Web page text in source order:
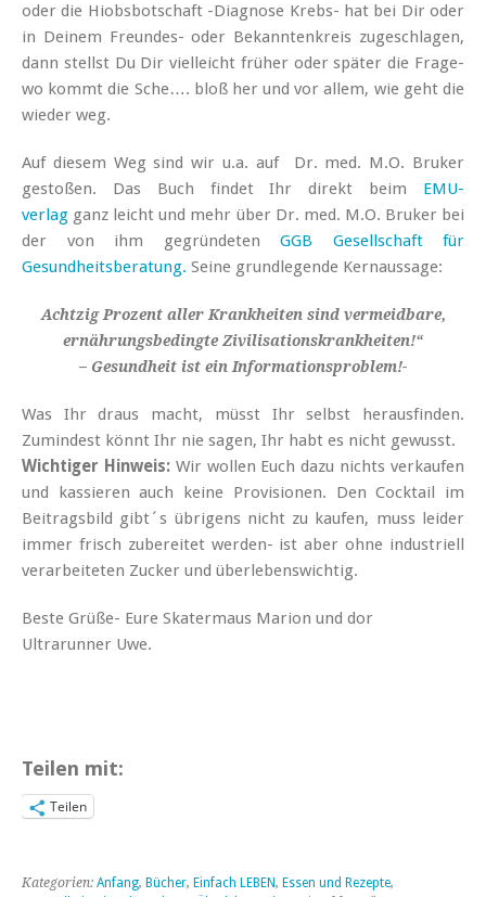
oder die Hiobsbotschaft -Diagnose Krebs- hat bei Dir oder
in Deinem Freundes- oder Bekanntenkreis zugeschlagen,
dann stellst Du Dir vielleicht früher oder später die Frage-
wo kommt die Sche…. bloß her und vor allem, wie geht die
wieder weg.
Auf diesem Weg sind wir u.a. auf Dr. med. M.O. Bruker
gestoßen. Das Buch findet Ihr direkt beim EMU-
verlag ganz leicht und mehr über Dr. med. M.O. Bruker bei
der von ihm gegründeten GGB Gesellschaft für
Gesundheitsberatung. Seine grundlegende Kernaussage:
Achtzig Prozent aller Krankheiten sind vermeidbare,
ernährungsbedingte Zivilisationskrankheiten!“
– Gesundheit ist ein Informationsproblem!-
Was Ihr draus macht, müsst Ihr selbst herausfinden.
Zumindest könnt Ihr nie sagen, Ihr habt es nicht gewusst.
Wichtiger Hinweis:Wir wollen Euch dazu nichts verkaufen
und kassieren auch keine Provisionen. Den Cocktail im
Beitragsbild gibt´s übrigens nicht zu kaufen, muss leider
immer frisch zubereitet werden- ist aber ohne industriell
verarbeiteten Zucker und überlebenswichtig.
Beste Grüße- Eure Skatermaus Marion und dor
Ultrarunner Uwe.
Teilen mit:
Teilen
Kategorien: Anfang, Bücher, Einfach LEBEN, Essen und Rezepte,